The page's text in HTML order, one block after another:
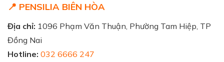
📍 PENSILIA BIÊN HÒA
Địa chỉ: 1096 Phạm Văn Thuận, Phường Tam Hiệp, TP
Đồng Nai
Hotline: 032 6666 247